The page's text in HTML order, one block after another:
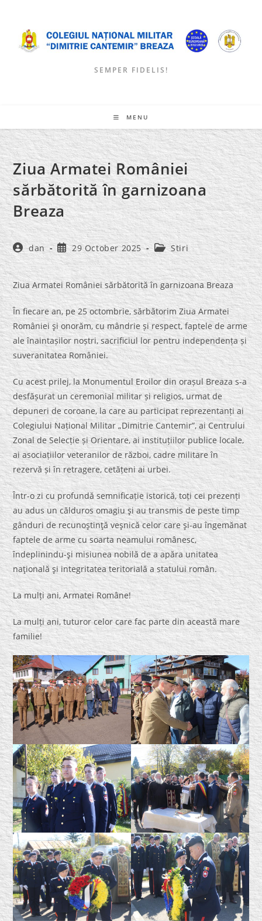
content
SEMPER FIDELIS!
MENU
Ziua Armatei României
sărbătorită în garnizoana
Breaza
Post
author:
dan
Post
published:
29 October 2025
Post
category:
Stiri
Ziua Armatei României sărbătorită în garnizoana Breaza
În fiecare an, pe 25 octombrie, sărbătorim Ziua Armatei
României şi onorăm, cu mândrie și respect, faptele de arme
ale înaintașilor noștri, sacrificiul lor pentru independența și
suveranitatea României.
Cu acest prilej, la Monumentul Eroilor din orașul Breaza s-a
desfășurat un ceremonial militar și religios, urmat de
depuneri de coroane, la care au participat reprezentanți ai
Colegiului Național Militar „Dimitrie Cantemir”, ai Centrului
Zonal de Selecție și Orientare, ai instituțiilor publice locale,
ai asociațiilor veteranilor de război, cadre militare în
rezervă și în retragere, cetățeni ai urbei.
Într-o zi cu profundă semnificație istorică, toți cei prezenți
au adus un călduros omagiu şi au transmis de peste timp
gânduri de recunoştinţă veşnică celor care şi-au îngemănat
faptele de arme cu soarta neamului românesc,
îndeplinindu-şi misiunea nobilă de a apăra unitatea
naţională şi integritatea teritorială a statului român.
La mulți ani, Armatei Române!
La mulți ani, tuturor celor care fac parte din această mare
familie!